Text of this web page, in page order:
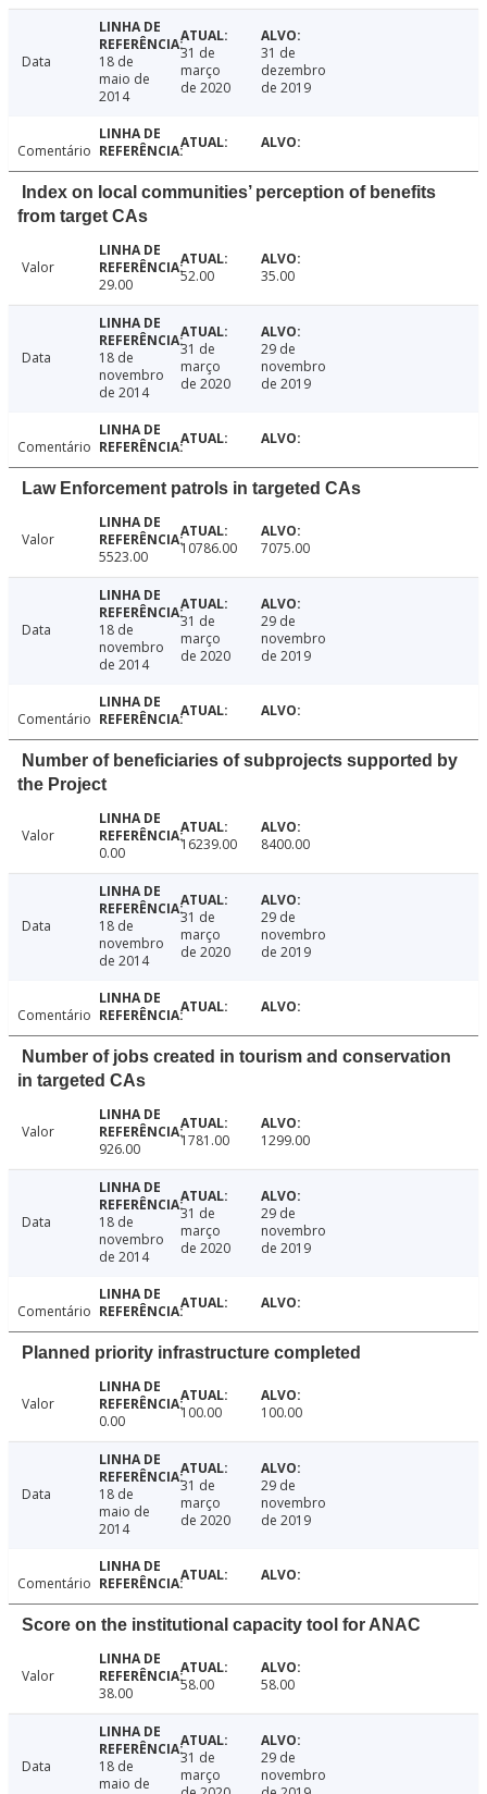
Data
18 de
maio de
2014
31 de
março
de 2020
31 de
dezembro
de 2019
Comentário
Index on local communities’ perception of benefits
from target CAs
Valor
29.00
52.00 35.00
Data
18 de
novembro
de 2014
31 de
março
de 2020
29 de
novembro
de 2019
Comentário
Law Enforcement patrols in targeted CAs
Valor
5523.00
10786.00 7075.00
Data
18 de
novembro
de 2014
31 de
março
de 2020
29 de
novembro
de 2019
Comentário
Number of beneficiaries of subprojects supported by
the Project
Valor
0.00
16239.00 8400.00
Data
18 de
novembro
de 2014
31 de
março
de 2020
29 de
novembro
de 2019
Comentário
Number of jobs created in tourism and conservation
in targeted CAs
Valor
926.00
1781.00 1299.00
Data
18 de
novembro
de 2014
31 de
março
de 2020
29 de
novembro
de 2019
Comentário
Planned priority infrastructure completed
Valor
0.00
100.00 100.00
Data
18 de
maio de
2014
31 de
março
de 2020
29 de
novembro
de 2019
Comentário
Score on the institutional capacity tool for ANAC
Valor
38.00
58.00 58.00
Data
18 de
maio de
31 de
março
29 de
novembro